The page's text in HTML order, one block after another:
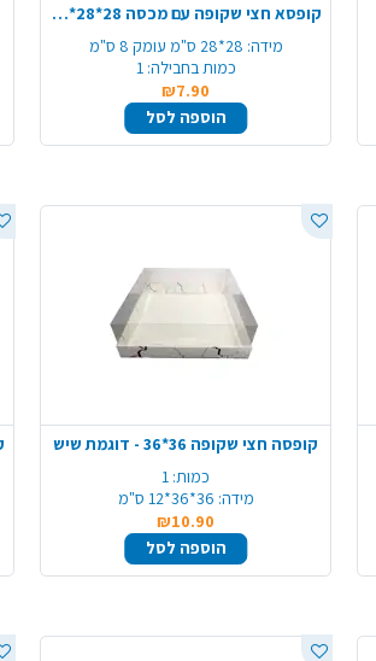
קופסא חצי שקופה עם מכסה 28*28*8 ס"מ - גדול
מידה: 28*28 ס"מ עומק 8 ס"מ
כמות בחבילה: 1
₪7.90
הוספה לסל
קופסה חצי שקופה 36*36 - דוגמת שיש
כמות: 1
מידה: 36*36*12 ס"מ
₪10.90
הוספה לסל